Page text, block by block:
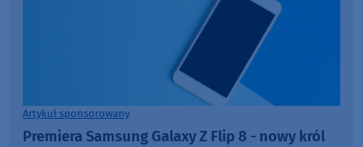
Artykuł sponsorowany
Premiera Samsung Galaxy Z Flip 8 - nowy król